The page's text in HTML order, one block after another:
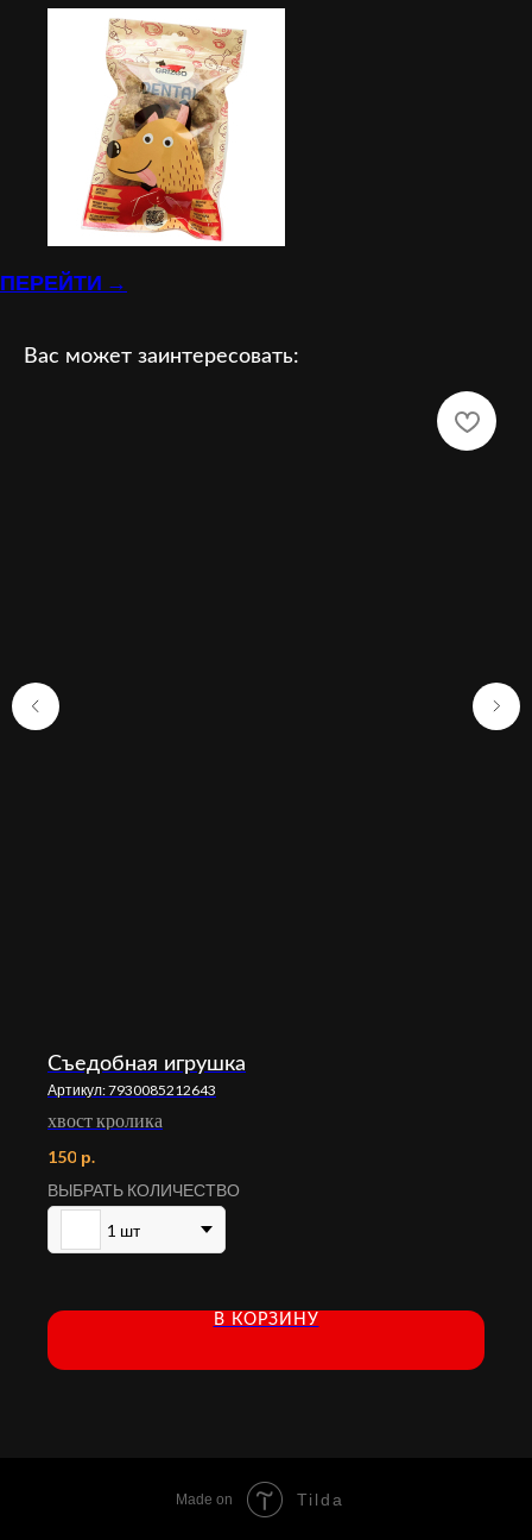
ПЕРЕЙТИ →
Вас может заинтересовать:
Съедобная игрушка
Артикул:7930085212643
хвост кролика
150 р.
ВЫБРАТЬ КОЛИЧЕСТВО
1 шт
В КОРЗИНУ
Made on Tilda